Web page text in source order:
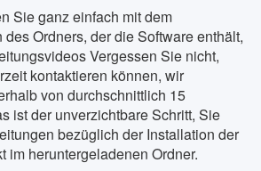
Sie ganz einfach mit dem
des Ordners, der die Software enthält,
Vergessen Sie nicht,
kontaktieren können, wir
von durchschnittlich 15
ist der unverzichtbare Schritt, Sie
bezüglich der Installation der
im heruntergeladenen Ordner.